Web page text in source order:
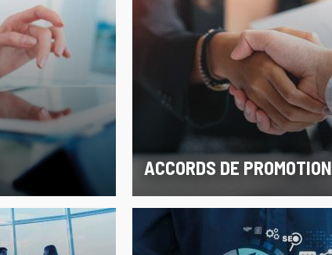
ACCORDS DE PROMOTION